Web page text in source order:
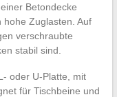
Betondecke
hohe Zuglasten. Auf
verschraubte
stabil sind.
oder U-Platte, mit
für Tischbeine und